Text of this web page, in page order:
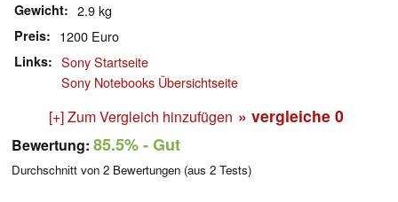
Gewicht 2.9 kg
Preis 1200 Euro
Links
Sony Startseite
Sony Notebooks Übersichtseite
[+] Zum Vergleich hinzufügen » vergleiche 0
Bewertung: 85.5%- Gut
Durchschnitt von 2 Bewertungen (aus 2 Tests)